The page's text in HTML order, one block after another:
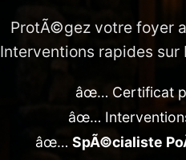
ProtÃ©gez votre foyer
Interventions rapides
âœ… Certificat
âœ…
âœ… SpÃ©cialiste